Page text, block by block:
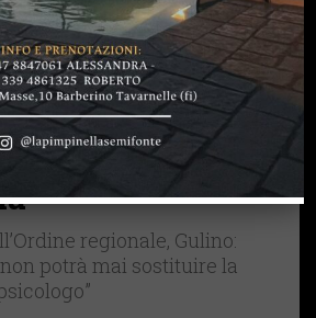
artificiale,
Psicologi
rischio è che
strumento di
regionale, Gulino:
potrà mai sostituire la